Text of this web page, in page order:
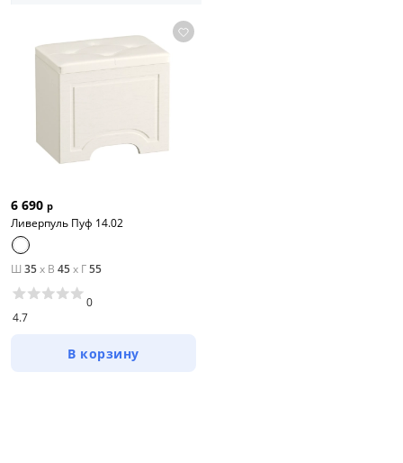
6 690 р
Ливерпуль Пуф 14.02
Ш 35x В 45x Г55
4.7
0
В корзину